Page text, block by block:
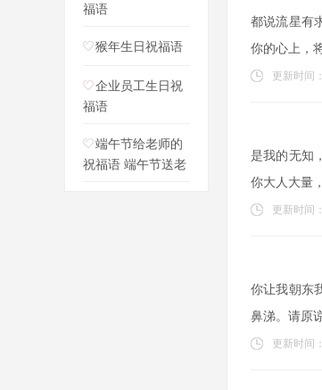
福语
猴年生日祝福语
企业员工生日祝
福语
端午节给老师的
祝福语 端午节送老
都说流星有
你的心上，
更新时间
是我的无知
你大人大量
更新时间
你让我朝东
鼻涕。请原
更新时间